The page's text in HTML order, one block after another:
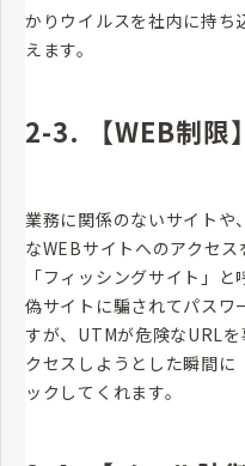
かりウイルスを社内に持ち
えます。
2-3. 【WEB制限
業務に関係のないサイトや
なWEBサイトへのアクセス
「フィッシングサイト」
偽サイトに騙されてパスワ
すが、UTMが危険なURL
クセスしようとした瞬間に
ックしてくれます。